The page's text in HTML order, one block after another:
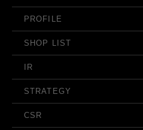
PROFILE
SHOP LIST
IR
STRATEGY
CSR